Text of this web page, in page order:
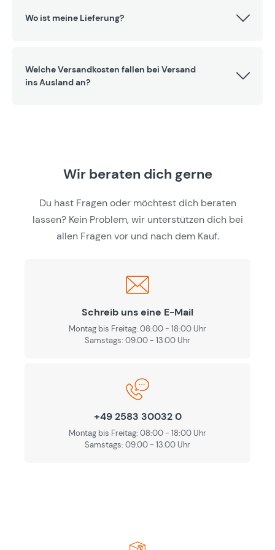
Wo ist meine Lieferung?
Welche Versandkosten fallen bei Versand
ins Ausland an?
Wir beraten dich gerne
Du hast Fragen oder möchtest dich beraten
lassen? Kein Problem, wir unterstützen dich bei
allen Fragen vor und nach dem Kauf.
Schreib uns eine E-Mail
Montag bis Freitag: 08:00 - 18:00 Uhr
Samstags: 09.00 - 13.00 Uhr
+49 2583 30032 0
Montag bis Freitag: 08:00 - 18:00 Uhr
Samstags: 09.00 - 13.00 Uhr